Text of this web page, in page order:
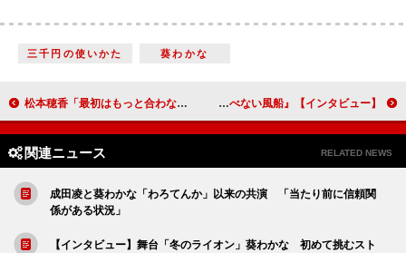
三千円の使いかた 葵わかな
松本穂香「最初はもっと合わないと思っていた（笑）」玉城ティナ「毎日会ってる感じがよかったのかも」本人たちも意外だった息ぴったりの初共演『恋のいばら』【インタビュー】 東出昌大「役者業についての考え方がシンプルに」 キャリア10年でたどり着いた境地で見せた入魂の熱演 『とべない風船』【インタビュー】
関連ニュース RELATED NEWS
成田凌と葵わかな「わろてんか」以来の共演 「当たり前に信頼関
係がある状況」
【インタビュー】舞台「冬のライオン」葵わかな 初めて挑むスト